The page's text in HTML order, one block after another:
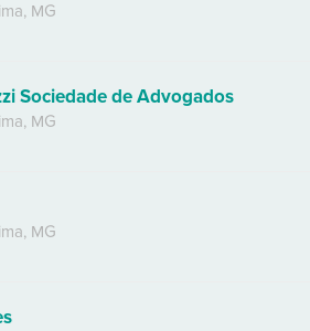
, MG
Sociedade de Advogados
, MG
, MG